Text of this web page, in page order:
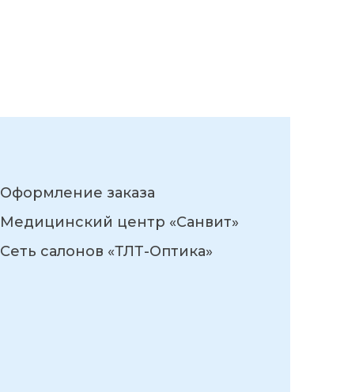
Оформление заказа
Медицинский центр «Санвит»
Сеть салонов «ТЛТ-Оптика»